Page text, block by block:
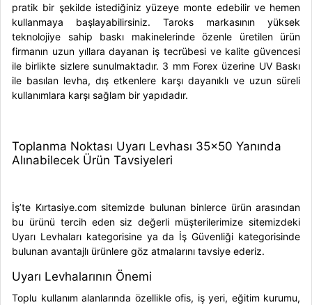
pratik bir şekilde istediğiniz yüzeye monte edebilir ve hemen
kullanmaya başlayabilirsiniz. Taroks markasının yüksek
teknolojiye sahip baskı makinelerinde özenle üretilen ürün
firmanın uzun yıllara dayanan iş tecrübesi ve kalite güvencesi
ile birlikte sizlere sunulmaktadır. 3 mm Forex üzerine UV Baskı
ile basılan levha, dış etkenlere karşı dayanıklı ve uzun süreli
kullanımlara karşı sağlam bir yapıdadır.
Toplanma Noktası Uyarı Levhası 35x50 Yanında
Alınabilecek Ürün Tavsiyeleri
İş’te Kırtasiye.com sitemizde bulunan binlerce ürün arasından
bu ürünü tercih eden siz değerli müşterilerimize sitemizdeki
Uyarı Levhalarıkategorisine ya da İş Güvenliği kategorisinde
bulunan avantajlı ürünlere göz atmalarını tavsiye ederiz.
Uyarı Levhalarının Önemi
Toplu kullanım alanlarında özellikle ofis, iş yeri, eğitim kurumu,